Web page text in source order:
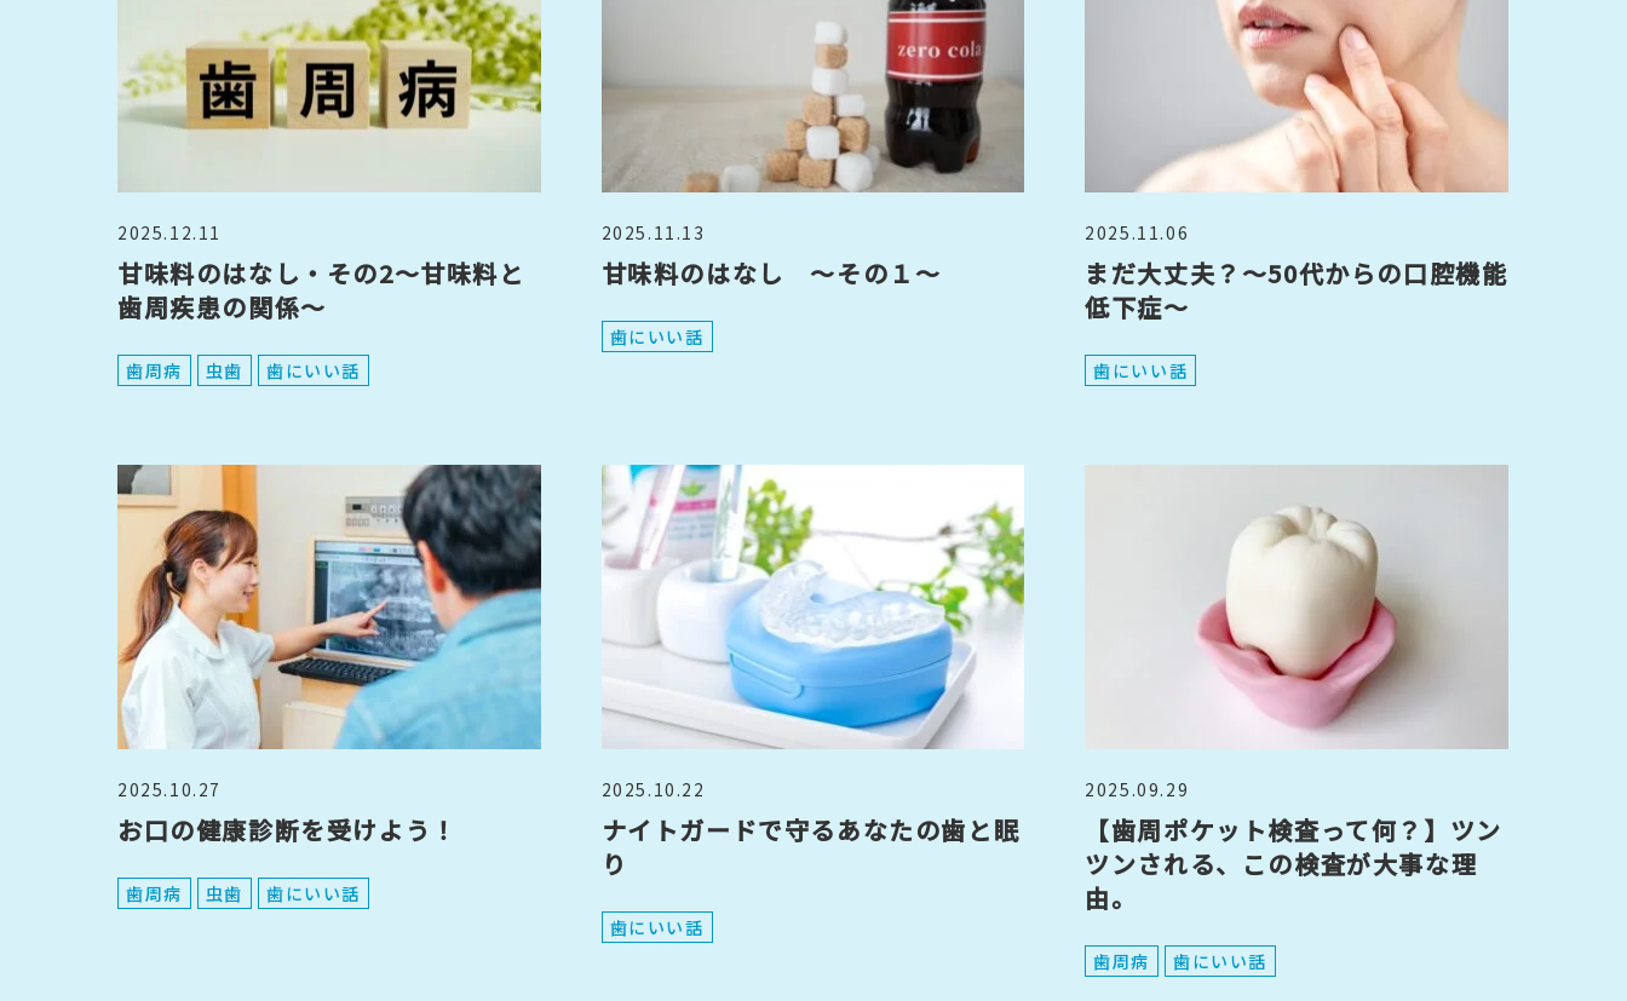
2025.12.11
甘味料のはなし・その2～甘味料と
歯周疾患の関係～
歯周病 虫歯 歯にいい話
2025.11.13
甘味料のはなし ～その１～
歯にいい話
2025.11.06
まだ大丈夫？〜50代からの口腔機能
低下症〜
歯にいい話
2025.10.27
お口の健康診断を受けよう！
歯周病 虫歯 歯にいい話
2025.10.22
ナイトガードで守るあなたの歯と眠
り
歯にいい話
2025.09.29
【歯周ポケット検査って何？】ツン
ツンされる、この検査が大事な理
由。
歯周病 歯にいい話